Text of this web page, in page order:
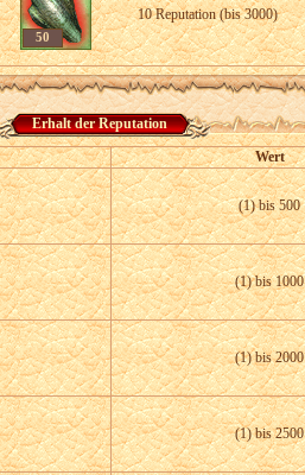
50
10 Reputation (bis 3000)
Erhalt der Reputation
Wert
(1) bis 500
(1) bis 1000
(1) bis 2000
(1) bis 2500